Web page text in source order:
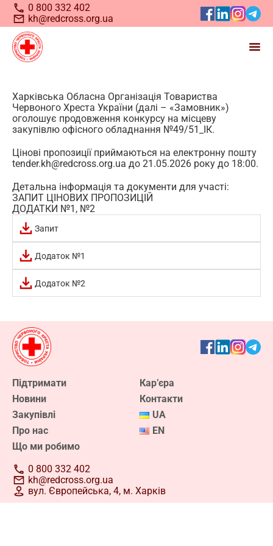
0 800 332 402
kh@redcross.org.ua
Харківська Обласна Організація Товариства
Червоного Хреста України (далі – «Замовник»)
оголошує продовження конкурсу на місцеву
закупівлю офісного обладнання №49/51_ІК.
Цінові пропозиції приймаються на електронну пошту
tender.kh@redcross.org.ua до 21.05.2026 року до 18:00.
Детальна інформація та документи для участі:
ЗАПИТ ЦІНОВИХ ПРОПОЗИЦІЙ
ДОДАТКИ №1, №2
Запит
Додаток №1
Додаток №2
Підтримати
Новини
Закупівлі
Про нас
Що ми робимо
Кар’єра
Контакти
UA
EN
0 800 332 402
kh@redcross.org.ua
вул. Європейська, 4, м. Харків
Станьте волонтером
УкраїнськогоЧервоного
Хреста
Запрошуємо всіх, хто бажає долучитися до нашої
команди. Відтепер реєстрація кандидатів у
волонтери